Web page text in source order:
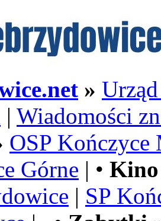
»
| Wiadomości
OSP Kończyce
Górne | •
| SP